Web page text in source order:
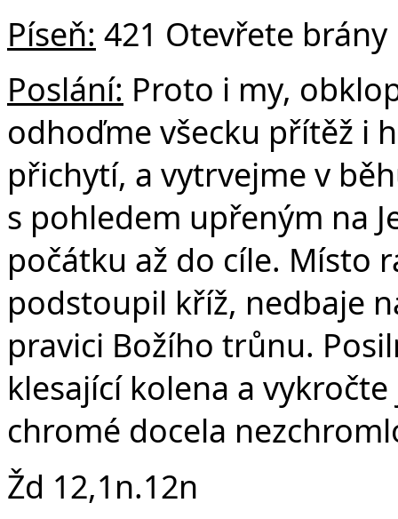
Píseň: 421 Otevřete
Poslání: Proto i my,
odhoďme všecku přítěž i
přichytí, a vytrvejme v
s pohledem upřeným na
počátku až do cíle. Místo
podstoupil kříž, nedbaje
pravici Božího trůnu.
klesající kolena a
chromé docela
Žd 12,1n.12n